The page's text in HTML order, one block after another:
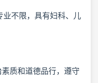
不限，具有妇科、儿
质和道德品行，遵守